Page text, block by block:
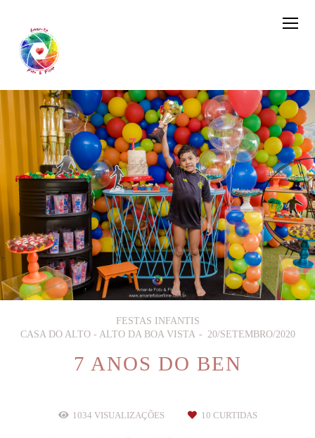
FESTAS INFANTIS
CASA DO ALTO - ALTO DA BOA VISTA
20/SETEMBRO/2020
7 ANOS DO BEN
1034 VISUALIZAÇÕES 10 CURTIDAS